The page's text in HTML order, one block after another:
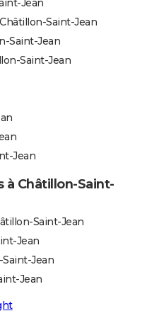
Jean
Saint-Jean
Saint-Jean
Saint-Jean
Jean
Châtillon-Saint-
Saint-Jean
Jean
Jean
Jean